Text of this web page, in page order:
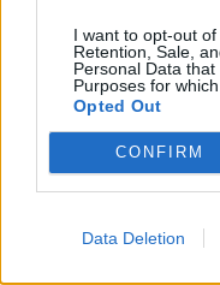
I want to opt-out of
Retention, Sale,
Personal Data
Purposes for
Opted Out
CONFIRM
Data Deletion
Máltai
10